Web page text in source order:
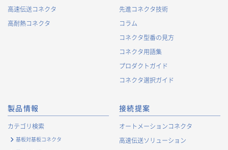
高速伝送コネクタ
高耐熱コネクタ
先進コネクタ技術
コラム
コネクタ型番の見方
コネクタ用語集
プロダクトガイド
コネクタ選択ガイド
製品情報
カテゴリ検索
基板対基板コネクタ
接続提案
オートメーションコネクタ
高速伝送ソリューション